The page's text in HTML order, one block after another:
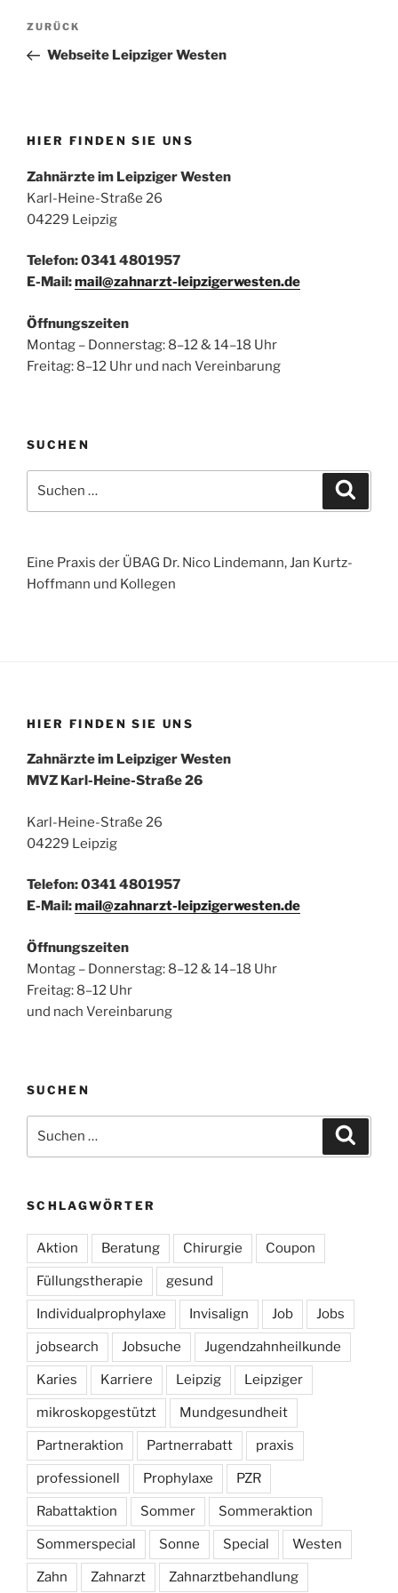
Beitragsnavigation
Vorheriger
Beitrag
ZURÜCK
Webseite Leipziger Westen
HIER FINDEN SIE UNS
Zahnärzte im Leipziger Westen
Karl-Heine-Straße 26
04229 Leipzig
Telefon: 0341 4801957
E-Mail:mail@zahnarzt-leipzigerwesten.de
Öffnungszeiten
Montag – Donnerstag: 8–12 & 14–18 Uhr
Freitag: 8–12 Uhr und nach Vereinbarung
SUCHEN
nach:
Eine Praxis der ÜBAG Dr. Nico Lindemann, Jan Kurtz-
Hoffmann und Kollegen
HIER FINDEN SIE UNS
Zahnärzte im Leipziger Westen
MVZ Karl-Heine-Straße 26
Karl-Heine-Straße 26
04229 Leipzig
Telefon: 0341 4801957
E-Mail:mail@zahnarzt-leipzigerwesten.de
Öffnungszeiten
Montag – Donnerstag: 8–12 & 14–18 Uhr
Freitag: 8–12 Uhr
und nach Vereinbarung
SUCHEN
nach:
SCHLAGWÖRTER
Aktion Beratung Chirurgie Coupon
Füllungstherapie gesund
Individualprophylaxe Invisalign Job Jobs
jobsearch Jobsuche Jugendzahnheilkunde
Karies Karriere Leipzig Leipziger
mikroskopgestützt Mundgesundheit
Partneraktion Partnerrabatt praxis
professionell Prophylaxe PZR
Rabattaktion Sommer Sommeraktion
Sommerspecial Sonne Special Westen
Zahn Zahnarzt Zahnarztbehandlung